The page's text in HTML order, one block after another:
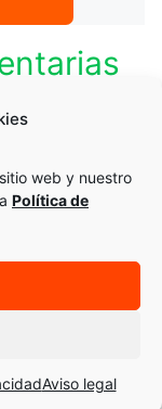
web y nuestro
Política de
Aviso legal
Y SEITÁN